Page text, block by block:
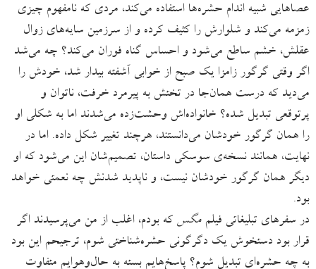
عصاهایی شبیه اندام حشره‌ها استفاده می‌کند، مردی که نامفهوم چیزی
زمزمه می‌کند و شلوارش را کثیف کرده و از سرزمین سایه‌های زوال
عقلش، خشم ساطع می‌شود و احساس گناه فوران می‌کند؟ چه می‌شد
اگر وقتی گرگور زامزا یک صبح از خوابی آشفته بیدار شد، خودش را
می‌دید که درست همان‌جا در تختش به پیرمرد خرفت، ناتوان و
پرتوقعی تبدیل شده؟ خانواده‌اش وحشت‌زده می‌شدند اما به شکلی او
را همان گرگور خودشان می‌دانستند، هرچند تغییر شکل داده. اما در
نهایت، همانند نسخه‌ی سوسکی داستان، تصمیم‌شان این‌ می‌شود که او
دیگر همان گرگور خودشان نیست، و ناپدید شدنش چه نعمتی خواهد
بود.
در سفرهای تبلیغاتی فیلممگس که بودم، اغلب از من می‌پرسیدند اگر
قرار بود دستخوش یک دگرگونی حشره‌شناختی شوم، ترجیحم این بود
به چه حشره‌ای تبدیل شوم؟ پاسخ‌هایم بسته به حال‌و‌هوایم متفاوت